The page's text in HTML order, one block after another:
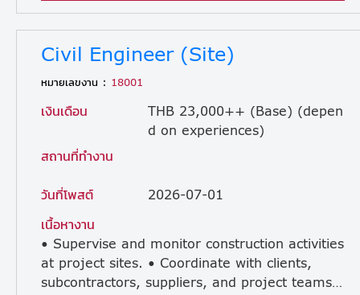
Civil Engineer (Site)
หมายเลขงาน : 18001
เงินเดือน
THB 23,000++ (Base) (depen
d on experiences)
สถานที่ทำงาน
วันที่โพสต์
2026-07-01
เนื้อหางาน
• Supervise and monitor construction activities
at project sites. • Coordinate with clients,
subcontractors, suppliers, and project teams. • Review engineering drawings, specifications, and project requirements. • Ensure construction works comply with approved drawings, quality standards, and safety regulations. • Monitor project progress and prepare daily, weekly, and monthly reports. • Conduct site inspections and resolve technical issues during construction. • Support installation and commissioning of electrical systems and solar PV systems. • Prepare material requisitions and verify quantities for construction works. • Assist in project planning, scheduling, and resource allocation. • Attend project meetings and provide technical recommendations. • Ensure compliance with company policies and local regulations.